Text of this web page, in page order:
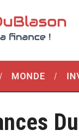
MONDE